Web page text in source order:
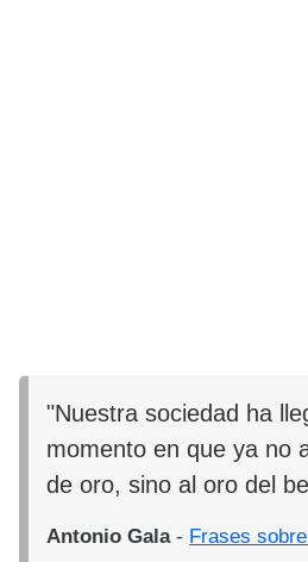
"Nuestra sociedad ha
momento en que ya no
de oro, sino al oro del
Antonio Gala- Frases